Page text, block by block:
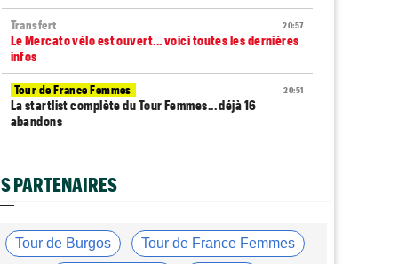
20:57
Transfert
Le Mercato vélo est ouvert... voici toutes les dernières
infos
20:51
Tour de France Femmes
La startlist complète du Tour Femmes... déjà 16
abandons
profil…
La surprise Francisco Campos remporte la 1ère étape
PARTENAIRES
Tour de Burgos Tour de France Femmes